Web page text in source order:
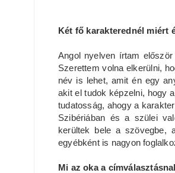
Két fő karakterednél miért
Angol nyelven írtam
Szerettem volna elkerülni,
név is lehet, amit én egy
akit el tudok képzelni, hogy
tudatosság, ahogy a
Szibériában és a szülei
kerültek bele a szövegbe,
egyébként is nagyon
Mi az oka a